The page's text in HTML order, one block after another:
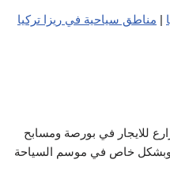
| مناطق سياحية في ريزا تركيا
للايجار في بورصة ومسابح
وبشكل خاص في موسم السياحة